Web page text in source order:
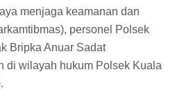
menjaga keamanan dan
personel Polsek
Bripka Anuar Sadat
di wilayah hukum Polsek Kuala